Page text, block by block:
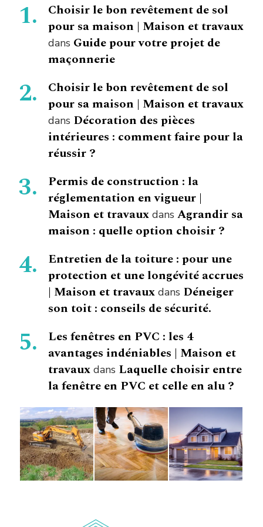
Choisir le bon revêtement de sol
pour sa maison | Maison et travaux
dans Guide pour votre projet de
maçonnerie
Choisir le bon revêtement de sol
pour sa maison | Maison et travaux
dans Décoration des pièces
intérieures : comment faire pour la
réussir ?
Permis de construction : la
réglementation en vigueur |
Maison et travaux dans Agrandir sa
maison : quelle option choisir ?
Entretien de la toiture : pour une
protection et une longévité accrues
| Maison et travaux dans Déneiger
son toit : conseils de sécurité.
Les fenêtres en PVC : les 4
avantages indéniables | Maison et
travaux dans Laquelle choisir entre
la fenêtre en PVC et celle en alu ?